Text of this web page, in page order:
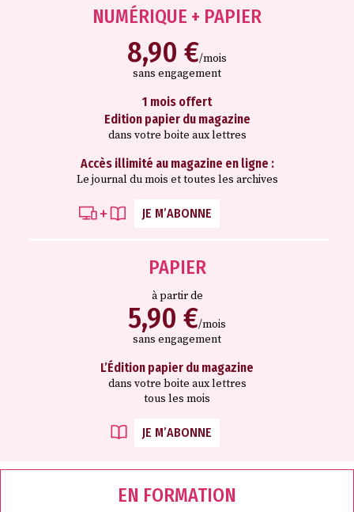
NUMÉRIQUE + PAPIER
8,90 €/mois
sans engagement
1 mois offert
Edition papier du magazine
dans votre boite aux lettres
Accès illimité au magazine en ligne :
Le journal du mois et toutes les archives
JE M’ABONNE
PAPIER
à partir de
5,90 €/mois
sans engagement
L’Édition papier du magazine
dans votre boite aux lettres
tous les mois
JE M’ABONNE
EN FORMATION